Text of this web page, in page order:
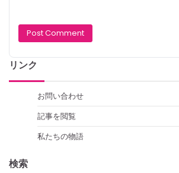
リンク
お問い合わせ
記事を閲覧
私たちの物語
検索